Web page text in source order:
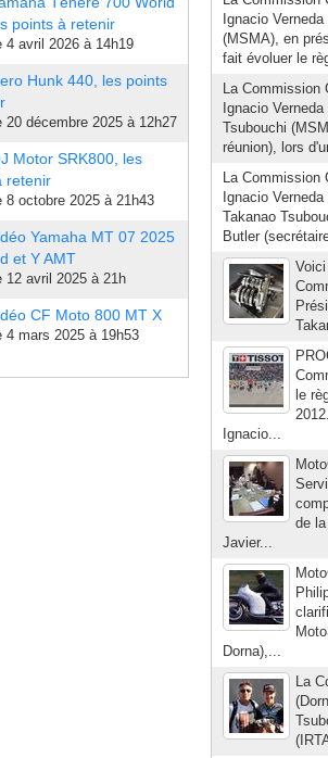
points à retenir
4 avril 2026 à 14h19
Hunk 440, les points
20 décembre 2025 à 12h27
Motor SRK800, les
retenir
8 octobre 2025 à 21h43
Yamaha MT 07 2025
et Y AMT
12 avril 2025 à 21h
CF Moto 800 MT X
4 mars 2025 à 19h53
Ignacio
(MSMA), en
fait évoluer le
La Commission
Ignacio
Tsubouchi
réunion), lors
La Commission
Ignacio
Takanao
Butler
le
Ignacio...
de
Javier...
Dorna),...
La